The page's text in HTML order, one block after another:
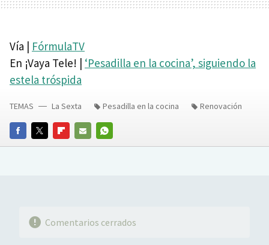
Vía | FórmulaTV
En ¡Vaya Tele! | ‘Pesadilla en la cocina’, siguiendo la
estela tróspida
FACEBOOKTWITTERFLIPBOARD
E-
WHATSAPP
TEMAS La Sexta Pesadilla en la cocina Renovación
Comentarios cerrados